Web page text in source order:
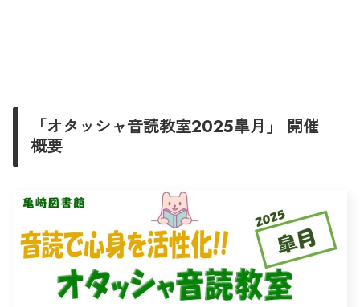
「オタッシャ音読教室2025皐月」 開催
概要